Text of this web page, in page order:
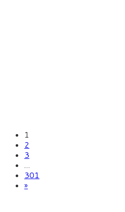
1
2
3
…
301
»